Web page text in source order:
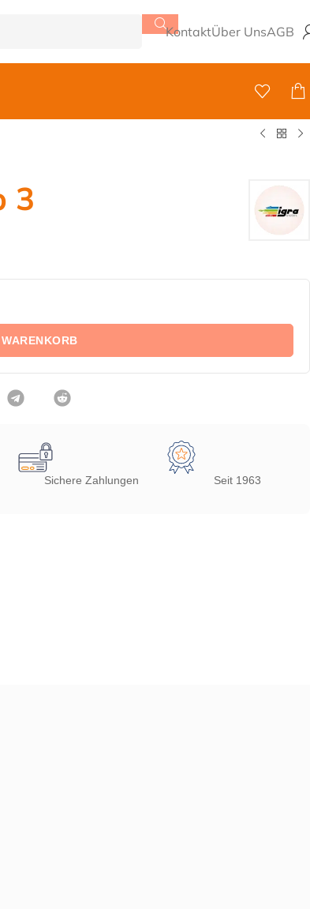
KontaktÜber UnsAGB
3
Sichere Zahlungen Seit 1963